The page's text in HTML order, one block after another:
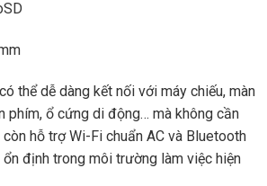
thể dễ dàng kết nối với máy chiếu, màn
phím, ổ cứng di động… mà không cần
hỗ trợ Wi-Fi chuẩn AC và Bluetooth
định trong môi trường làm việc hiện